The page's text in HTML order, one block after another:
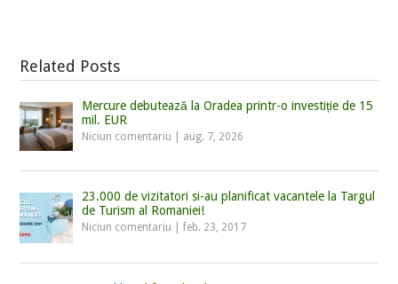
Related Posts
Mercure debutează la Oradea printr-o investiție de 15
mil. EUR
Niciun comentariu aug. 7, 2026
23.000 de vizitatori si-au planificat vacantele la Targul
de Turism al Romaniei!
Niciun comentariu |feb. 23, 2017